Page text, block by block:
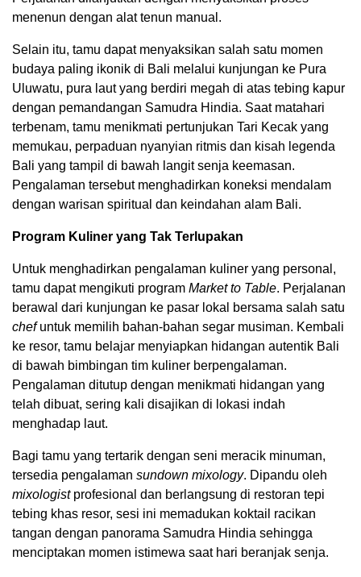
menenun dengan alat tenun manual.
Selain itu, tamu dapat menyaksikan salah satu momen
budaya paling ikonik di Bali melalui kunjungan ke Pura
Uluwatu, pura laut yang berdiri megah di atas tebing kapur
dengan pemandangan Samudra Hindia. Saat matahari
terbenam, tamu menikmati pertunjukan Tari Kecak yang
memukau, perpaduan nyanyian ritmis dan kisah legenda
Bali yang tampil di bawah langit senja keemasan.
Pengalaman tersebut menghadirkan koneksi mendalam
dengan warisan spiritual dan keindahan alam Bali.
Program Kuliner yang Tak Terlupakan
Untuk menghadirkan pengalaman kuliner yang personal,
tamu dapat mengikuti program Market to Table. Perjalanan
berawal dari kunjungan ke pasar lokal bersama salah satu
chefuntuk memilih bahan-bahan segar musiman. Kembali
ke resor, tamu belajar menyiapkan hidangan autentik Bali
di bawah bimbingan tim kuliner berpengalaman.
Pengalaman ditutup dengan menikmati hidangan yang
telah dibuat, sering kali disajikan di lokasi indah
menghadap laut.
Bagi tamu yang tertarik dengan seni meracik minuman,
tersedia pengalaman sundown mixology. Dipandu oleh
mixologistprofesional dan berlangsung di restoran tepi
tebing khas resor, sesi ini memadukan koktail racikan
tangan dengan panorama Samudra Hindia sehingga
menciptakan momen istimewa saat hari beranjak senja.